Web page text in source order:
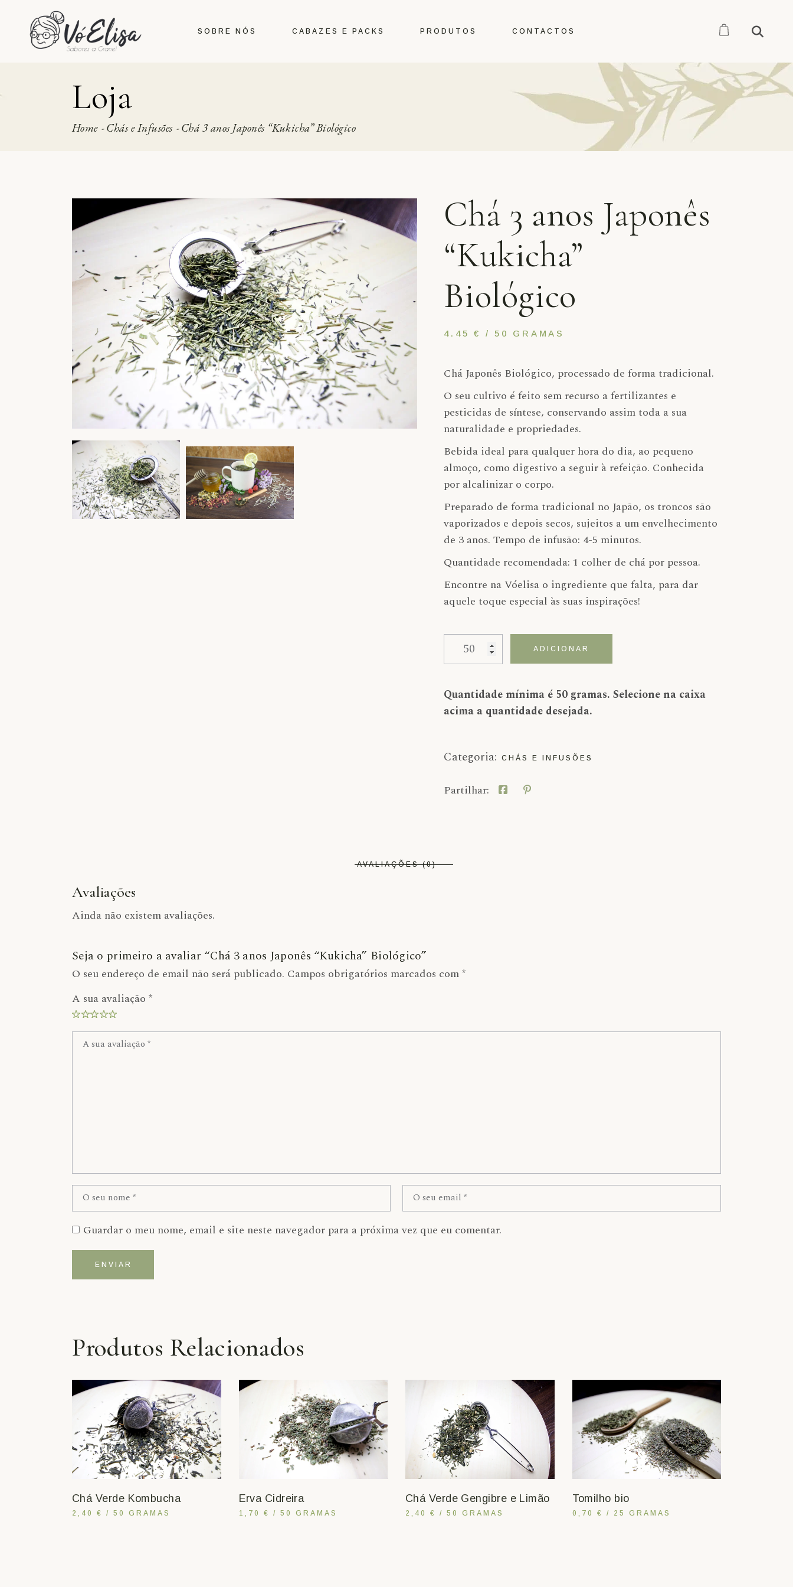
content SOBRE NÓS CABAZES E PACKS PRODUTOS
Especiarias
Exclusivos
Frutos Secos
Sementes
CONTACTOS
Loja
Home Chás e Infusões Chá 3 anos Japonês “Kukicha” Biológico
Chá 3 anos Japonês
“Kukicha”
Biológico
4.45 € / 50 GRAMAS
Chá Japonês Biológico, processado de forma tradicional.
O seu cultivo é feito sem recurso a fertilizantes e
pesticidas de síntese, conservando assim toda a sua
naturalidade e propriedades.
Bebida ideal para qualquer hora do dia, ao pequeno
almoço, como digestivo a seguir à refeição. Conhecida
por alcalinizar o corpo.
Preparado de forma tradicional no Japão, os troncos são
vaporizados e depois secos, sujeitos a um envelhecimento
de 3 anos. Tempo de infusão: 4-5 minutos.
Quantidade recomendada: 1 colher de chá por pessoa.
Encontre na Vóelisa o ingrediente que falta, para dar
aquele toque especial às suas inspirações!
Quantidade de Chá 3 anos Japonês "Kukicha" Biológico
ADICIONAR
Alternative:
Quantidade mínima é 50 gramas. Selecione na caixa
acima a quantidade desejada.
Categoria: CHÁS E INFUSÕES
Partilhar:
AVALIAÇÕES (0)
Avaliações
Ainda não existem avaliações.
Seja o primeiro a avaliar “Chá 3 anos Japonês “Kukicha” Biológico”
O seu endereço de email não será publicado. Campos obrigatórios marcados com*
A sua avaliação *
Guardar o meu nome, email e site neste navegador para a próxima vez que eu comentar.
ENVIAR
Produtos Relacionados
Chá Verde Kombucha
2,40 € / 50 GRAMAS
Erva Cidreira
1,70 € / 50 GRAMAS
Chá Verde Gengibre e Limão
2,40 € / 50 GRAMAS
Tomilho bio
0,70 € / 25 GRAMAS